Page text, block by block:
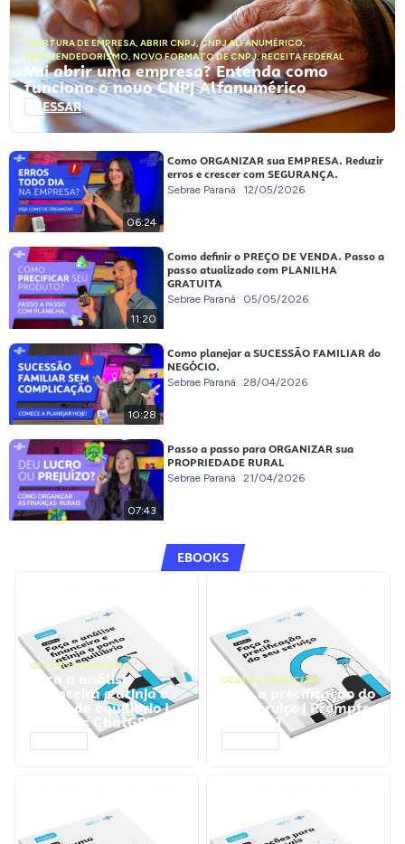
ABERTURA DE EMPRESA, ABRIR CNPJ,CNPJ ALFANUMÉRICO,
EMPREENDEDORISMO, NOVO FORMATO DE CNPJ,RECEITA FEDERAL
Vai abrir uma empresa? Entenda como
funciona o novo CNPJ Alfanumérico
ACESSAR
06:24
Como ORGANIZAR sua EMPRESA. Reduzir
erros e crescer com SEGURANÇA.
Sebrae Paraná 12/05/2026
11:20
Como definir o PREÇO DE VENDA. Passo a
passo atualizado com PLANILHA
GRATUITA
Sebrae Paraná 05/05/2026
10:28
Como planejar a SUCESSÃO FAMILIAR do
NEGÓCIO.
Sebrae Paraná 28/04/2026
07:43
Passo a passo para ORGANIZAR sua
PROPRIEDADE RURAL
Sebrae Paraná 21/04/2026
EBOOKS
GESTÃO FINANCEIRA
Faça a análise
financeira e atinja o
ponto de equilíbrio |
Prompts ChatGPT
GESTÃO FINANCEIRA
Faça a precificação do
seu serviço | Prompts
ChatGPT